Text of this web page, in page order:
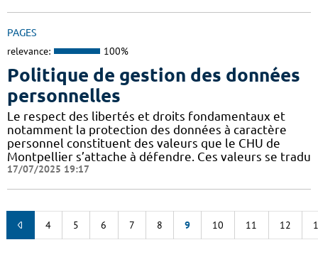
PAGES
relevance: 100%
Politique de gestion des données
personnelles
Le respect des libertés et droits fondamentaux et
notamment la protection des données à caractère
personnel constituent des valeurs que le CHU de
Montpellier s’attache à défendre. Ces valeurs se tradu
17/07/2025 19:17
4 5 6 7 8 9 10 11 12